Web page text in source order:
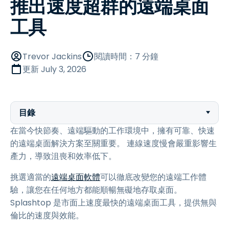
推出速度超群的遠端桌面
工具
Trevor Jackins
閱讀時間：7 分鐘
更新July 3, 2026
目錄
在當今快節奏、遠端驅動的工作環境中，擁有可靠、快速
的遠端桌面解決方案至關重要。 連線速度慢會嚴重影響生
產力，導致沮喪和效率低下。
挑選適當的遠端桌面軟體可以徹底改變您的遠端工作體
驗，讓您在任何地方都能順暢無礙地存取桌面。
Splashtop 是市面上速度最快的遠端桌面工具，提供無與
倫比的速度與效能。